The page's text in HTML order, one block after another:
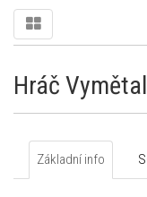
Hráč
Základní info